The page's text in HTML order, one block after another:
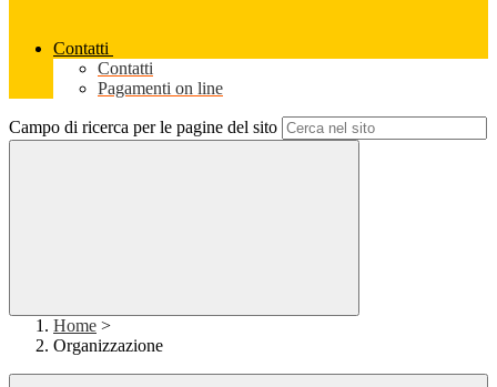
Contatti
Contatti
Pagamenti on line
Campo di ricerca per le pagine del sito
Home >
Organizzazione